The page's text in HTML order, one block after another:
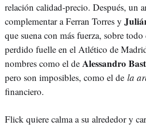
relación calidad-precio. Después, un
complementar a Ferran Torres y
que suena con más fuerza, sobre todo
perdido fuelle en el Atlético de
nombres como el de Alessandro
pero son imposibles, como el de la
financiero.
Flick quiere calma a su alrededor y